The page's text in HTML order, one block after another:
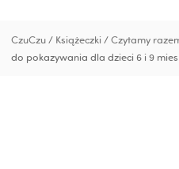
CzuCzu/ Książeczki /Czytamy
do pokazywania dla dzieci 6 i 9